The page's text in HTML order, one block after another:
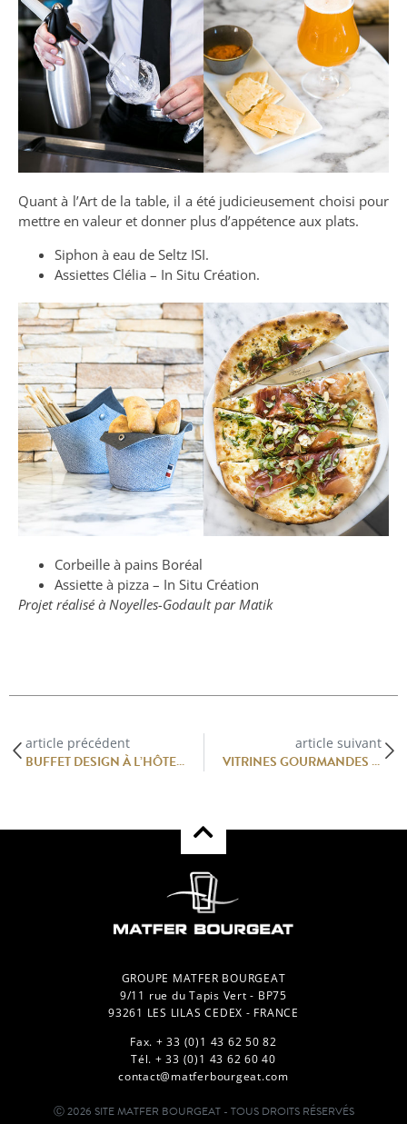
Quant à l’Art de la table, il a été judicieusement choisi pour
mettre en valeur et donner plus d’appétence aux plats.
Siphon à eau de Seltz ISI.
Assiettes Clélia – In Situ Création.
Corbeille à pains Boréal
Assiette à pizza – In Situ Création
Projet réalisé à Noyelles-Godault par Matik
article précédent
BUFFET DESIGN À L’HÔTEL ROYAL LUXEMBOURG
article suivant
VITRINES GOURMANDES CHEZ KL PÂTISSERIE
GROUPE MATFER BOURGEAT
9/11 rue du Tapis Vert - BP75
93261 LES LILAS CEDEX - FRANCE
Fax. + 33 (0)1 43 62 50 82
Tél. + 33 (0)1 43 62 60 40
contact@matferbourgeat.com
Ⓒ 2026 SITE MATFER BOURGEAT - TOUS DROITS RÉSERVÉS